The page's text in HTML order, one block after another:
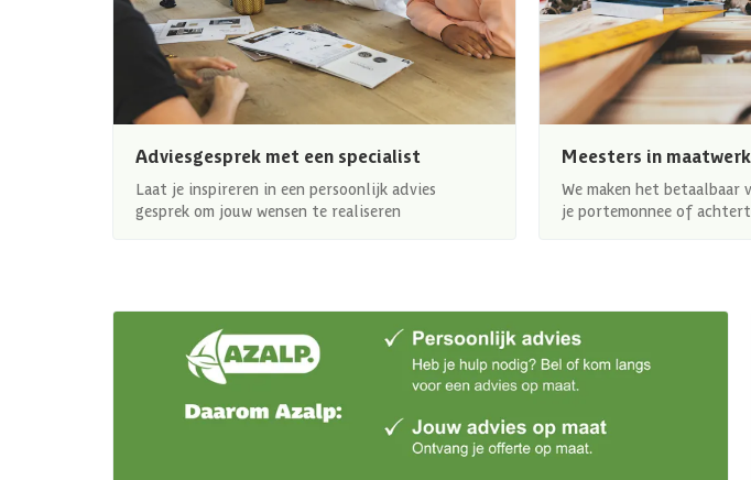
Adviesgesprek met een specialist
Laat je inspireren in een persoonlijk advies
gesprek om jouw wensen te realiseren
Meesters in maatwerk
We maken het
je portemonnee of